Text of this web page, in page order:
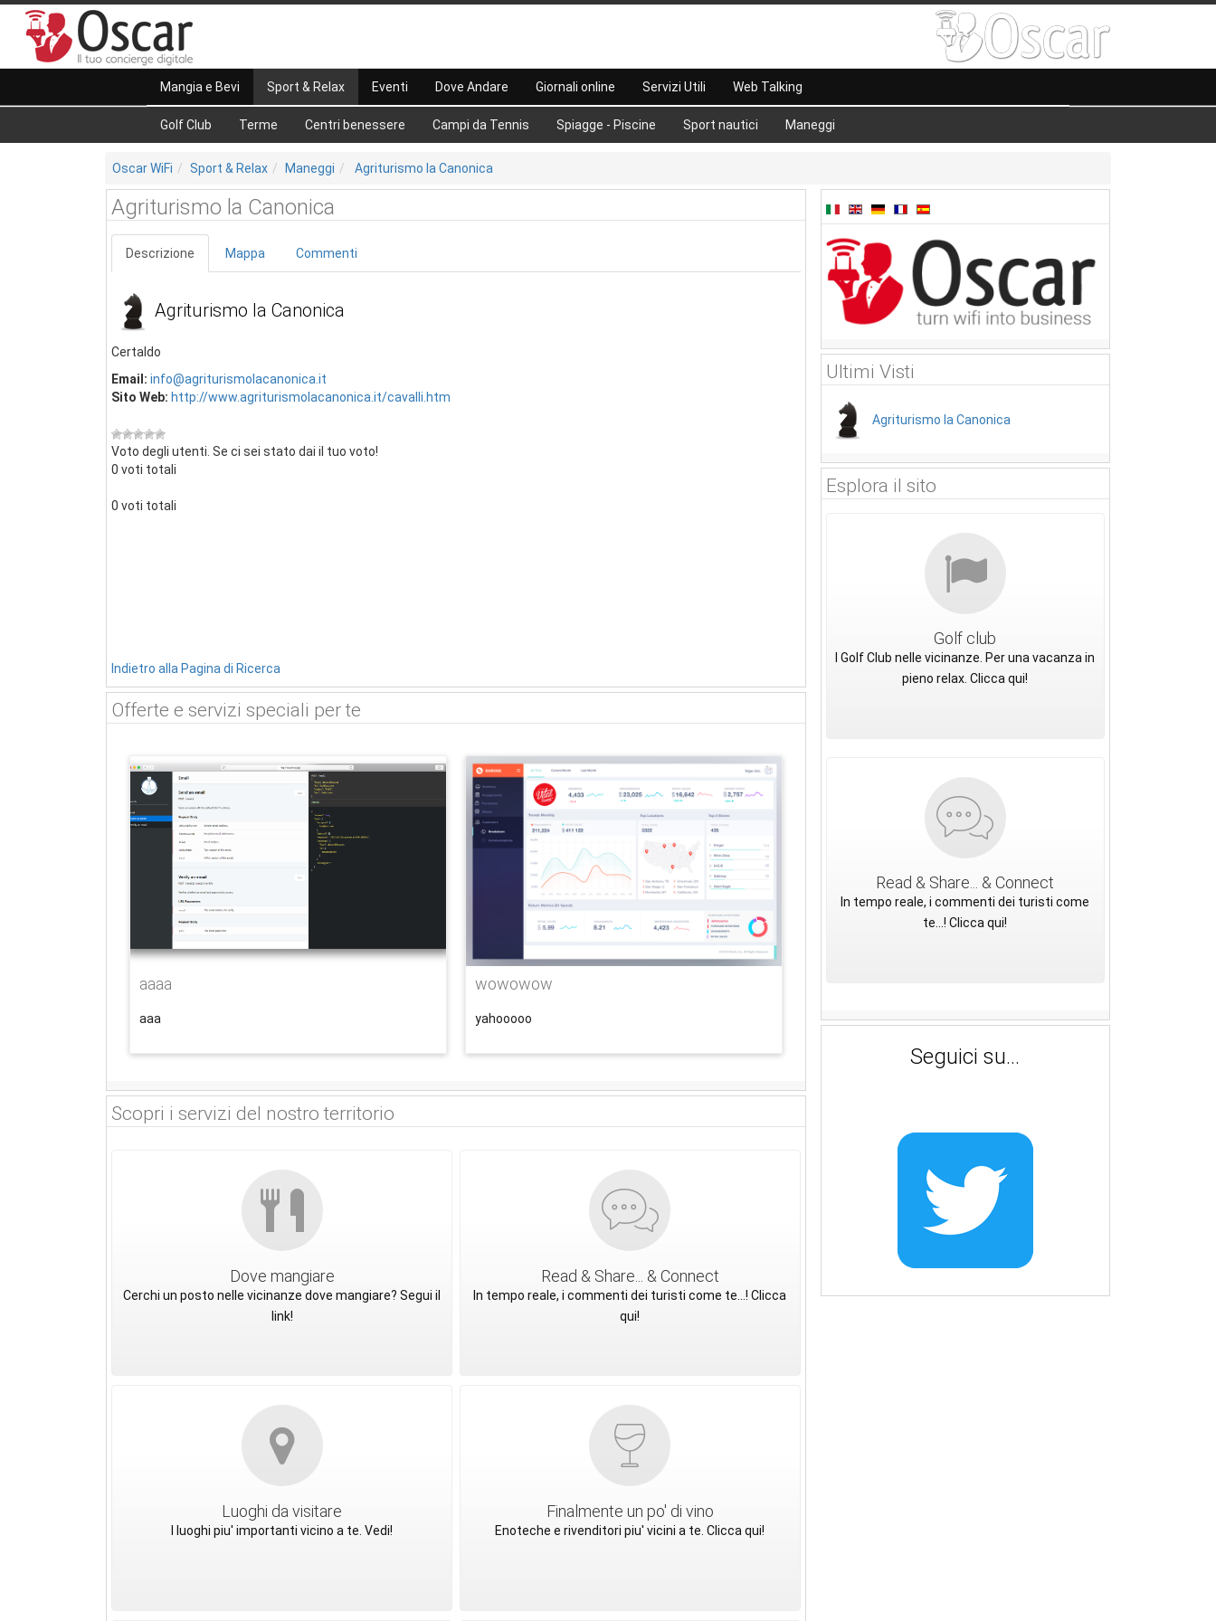
Mangia e Bevi Sport & Relax
Golf Club Terme Centri benessere Campi da Tennis Spiagge - Piscine Sport nautici Maneggi
Eventi Dove Andare Giornali online Servizi Utili Web Talking
Oscar WiFi Sport & Relax Maneggi Agriturismo la Canonica
Agriturismo la Canonica
Descrizione Mappa Commenti
Agriturismo la Canonica
Certaldo
Email: info@agriturismolacanonica.it
Sito Web: http://www.agriturismolacanonica.it/cavalli.htm
Voto degli utenti. Se ci sei stato dai il tuo voto!
0 voti totali
0 voti totali
Indietro alla Pagina di Ricerca
Offerte e servizi speciali per te
aaaa
aaa
wowowow
yahooooo
Scopri i servizi del nostro territorio
Dove mangiare
Cerchi un posto nelle vicinanze dove mangiare? Segui il
link!
Read & Share... & Connect
In tempo reale, i commenti dei turisti come te...! Clicca
qui!
Luoghi da visitare
I luoghi piu' importanti vicino a te. Vedi!
Finalmente un po' di vino
Enoteche e rivenditori piu' vicini a te. Clicca qui!
Ultimi Visti
Agriturismo la Canonica
Esplora il sito
Golf club
I Golf Club nelle vicinanze. Per una vacanza in
pieno relax. Clicca qui!
Read & Share... & Connect
In tempo reale, i commenti dei turisti come
te...! Clicca qui!
Seguici su...